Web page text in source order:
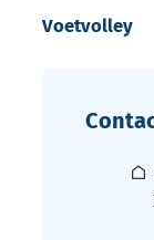
Voetvolley